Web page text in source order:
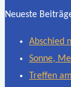
Neueste
Abschied
Sonne,
Treffen